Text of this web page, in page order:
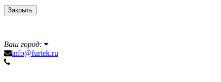
Закрыть
Ваш город:
info@furtek.ru